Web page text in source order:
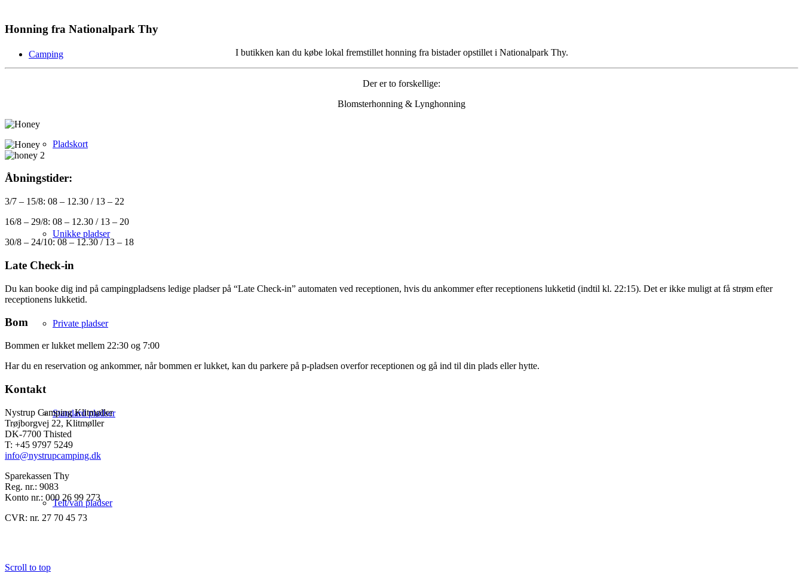
Camping
Pladskort
Unikke pladser
Private pladser
Standard pladser
Telt/van pladser
Honning fra Nationalpark Thy
I butikken kan du købe lokal fremstillet honning fra bistader opstillet i Nationalpark Thy.
Der er to forskellige:
Blomsterhonning & Lynghonning
Åbningstider:
3/7 – 15/8: 08 – 12.30 / 13 – 22
16/8 – 29/8: 08 – 12.30 / 13 – 20
30/8 – 24/10: 08 – 12.30 / 13 – 18
Late Check-in
Du kan booke dig ind på campingpladsens ledige pladser på “Late Check-in” automaten ved receptionen, hvis du ankommer efter receptionens lukketid (indtil kl. 22:15). Det er ikke muligt at få strøm efter
receptionens lukketid.
Bom
Bommen er lukket mellem 22:30 og 7:00
Har du en reservation og ankommer, når bommen er lukket, kan du parkere på p-pladsen overfor receptionen og gå ind til din plads eller hytte.
Kontakt
Nystrup Camping Klitmøller
Trøjborgvej 22, Klitmøller
DK-7700 Thisted
T: +45 9797 5249
info@nystrupcamping.dk
Sparekassen Thy
Reg. nr.: 9083
Konto nr.: 000 26 99 273
CVR: nr. 27 70 45 73
Scroll to top